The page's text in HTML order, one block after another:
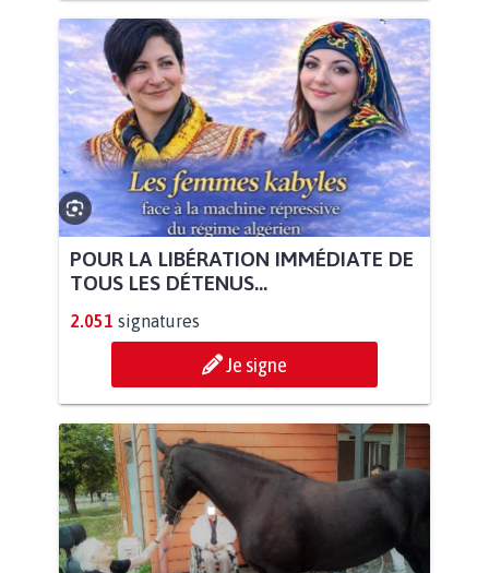
POUR LA LIBÉRATION IMMÉDIATE DE
TOUS LES DÉTENUS...
2.051 signatures
Je signe